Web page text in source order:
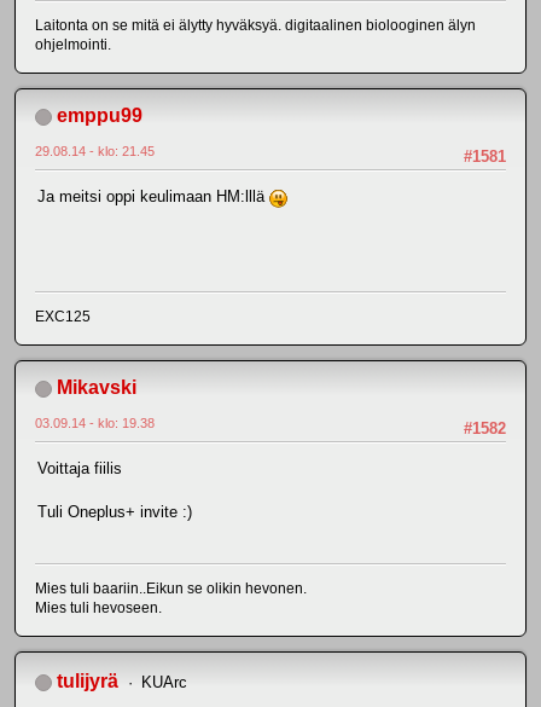
Laitonta on se mitä ei älytty hyväksyä. digitaalinen biolooginen älyn
ohjelmointi.
emppu99
#1581
29.08.14 - klo: 21.45
Ja meitsi oppi keulimaan HM:lllä
EXC125
Mikavski
#1582
03.09.14 - klo: 19.38
Voittaja fiilis
Tuli Oneplus+ invite :)
Mies tuli baariin..Eikun se olikin hevonen.
Mies tuli hevoseen.
tulijyrä KUArc